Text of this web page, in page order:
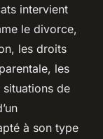
intervient
le divorce,
les droits
les
situations de
à son type